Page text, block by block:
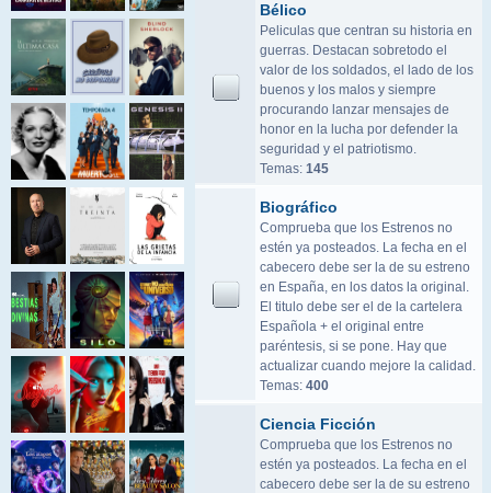
Bélico
Peliculas que centran su historia en
guerras. Destacan sobretodo el
valor de los soldados, el lado de los
buenos y los malos y siempre
procurando lanzar mensajes de
honor en la lucha por defender la
seguridad y el patriotismo.
Temas: 145
Biográfico
Comprueba que los Estrenos no
estén ya posteados. La fecha en el
cabecero debe ser la de su estreno
en España, en los datos la original.
El titulo debe ser el de la cartelera
Española + el original entre
paréntesis, si se pone. Hay que
actualizar cuando mejore la calidad.
Temas: 400
Ciencia Ficción
Comprueba que los Estrenos no
estén ya posteados. La fecha en el
cabecero debe ser la de su estreno